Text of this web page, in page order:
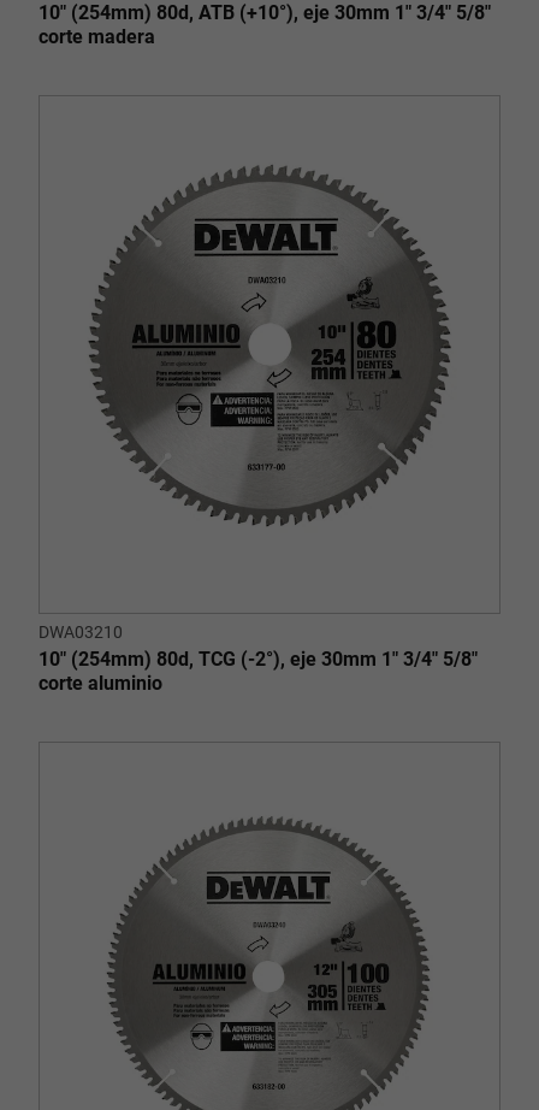
10" (254mm) 80d, ATB (+10°), eje 30mm 1" 3/4" 5/8"
corte madera
DWA03210
10" (254mm) 80d, TCG (-2°), eje 30mm 1" 3/4" 5/8"
corte aluminio